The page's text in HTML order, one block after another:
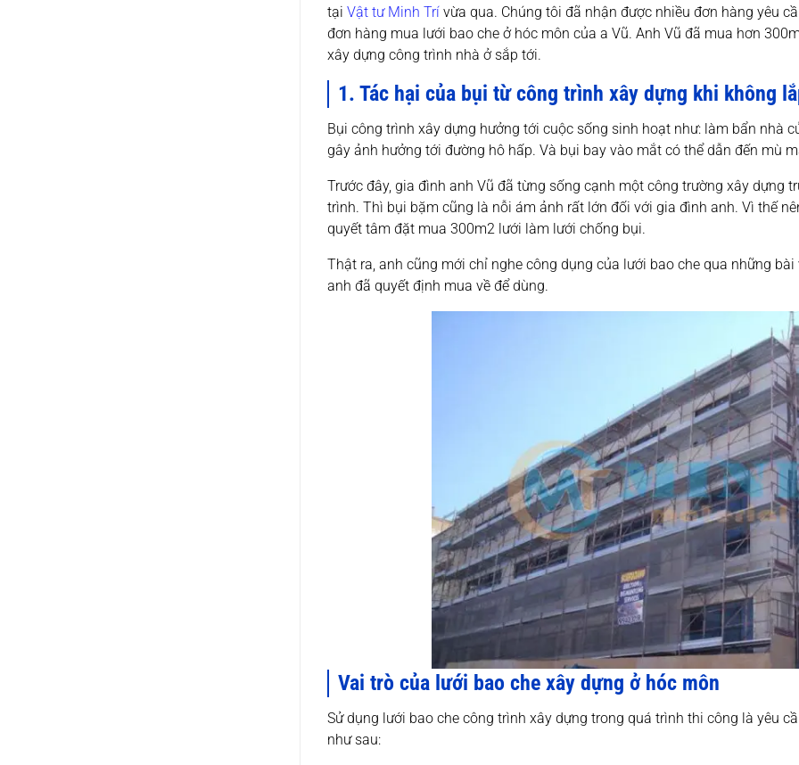
tại Vật tư Minh Trí vừa qua. Chúng tôi đã nhận được nhiều đơn hàng yêu
đơn hàng mua lưới bao che ở hóc môn của a Vũ. Anh Vũ đã mua hơn
xây dựng công trình nhà ở sắp tới.
1. Tác hại của bụi từ công trình xây dựng khi không
Bụi công trình xây dựng hưởng tới cuộc sống sinh hoạt như: làm bẩn nhà
gây ảnh hưởng tới đường hô hấp. Và bụi bay vào mắt có thể dẫn đến mù
Trước đây, gia đình anh Vũ đã từng sống cạnh một công trường xây dựng
trình. Thì bụi bặm cũng là nỗi ám ảnh rất lớn đối với gia đình anh. Vì thế
quyết tâm đặt mua 300m2 lưới làm lưới chống bụi.
Thật ra, anh cũng mới chỉ nghe công dụng của lưới bao che qua những
anh đã quyết định mua về để dùng.
Vai trò của lưới bao che xây dựng ở hóc môn
Sử dụng lưới bao che công trình xây dựng trong quá trình thi công là yêu
như sau: